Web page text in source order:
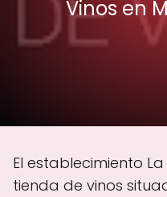
Vinos en
El establecimiento
tienda de vinos